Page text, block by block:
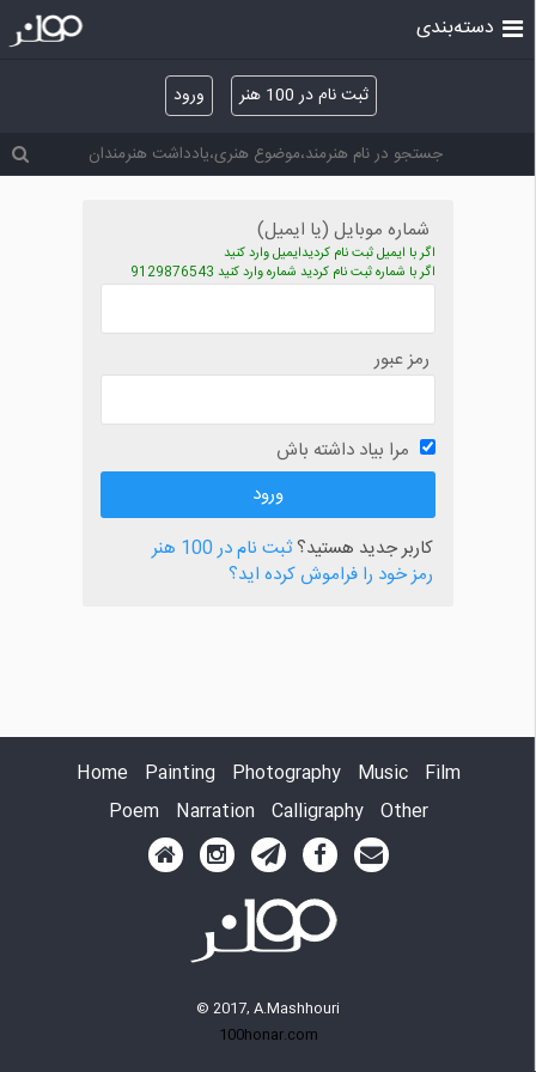
ثبت نام در 100 هنر ورود
دسته‌بندی
شماره موبایل (یا ایمیل)
اگر با ایمیل ثبت نام کردیدایمیل وارد کنید
اگر با شماره ثبت نام کردید شماره وارد کنید 9129876543
رمز عبور
مرا بیاد داشته باش
کاربر جدید هستید؟ثبت نام در 100 هنر
رمز خود را فراموش کرده اید؟
Home Painting Photography Music
Film
Poem
Narration Calligraphy Other
© 2017, A.Mashhouri
100honar.com